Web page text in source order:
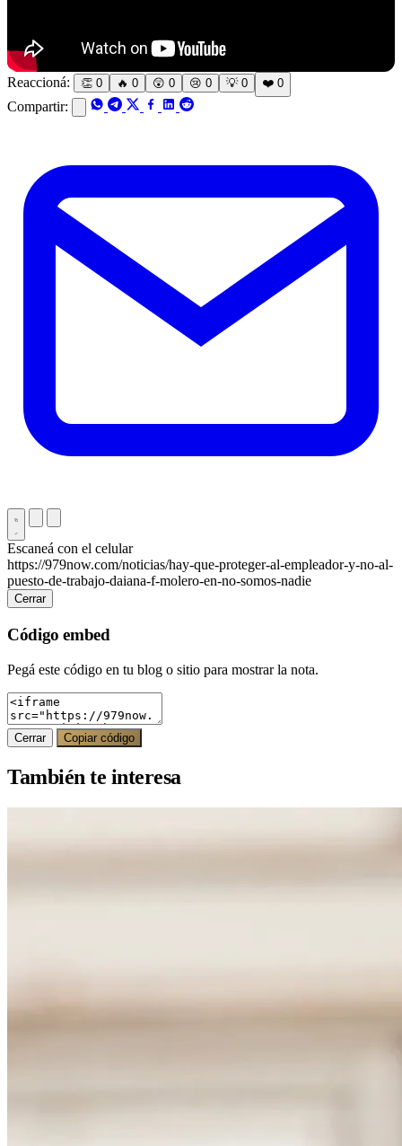
Reaccioná: 👏 0 🔥 0 😲 0 😢 0 💡 0 ❤️ 0
Compartir:
Escaneá con el celular
https://979now.com/noticias/hay-que-proteger-al-empleador-y-no-al-
puesto-de-trabajo-daiana-f-molero-en-no-somos-nadie
Cerrar
Código embed
Pegá este código en tu blog o sitio para mostrar la nota.
Cerrar Copiar código
También te interesa